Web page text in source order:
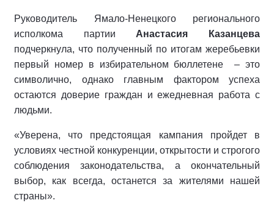
Руководитель Ямало-Ненецкого регионального
исполкома партии Анастасия Казанцева
подчеркнула, что полученный по итогам жеребьевки
первый номер в избирательном бюллетене
– это
символично, однако главным фактором успеха
остаются доверие граждан и ежедневная работа с
людьми.
«Уверена, что предстоящая кампания пройдет в
условиях честной конкуренции, открытости и строгого
соблюдения законодательства, а окончательный
выбор, как всегда, останется за жителями нашей
страны».